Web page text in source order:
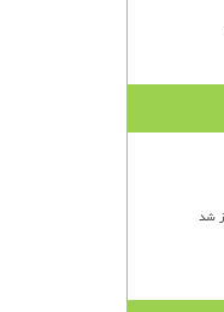
شد